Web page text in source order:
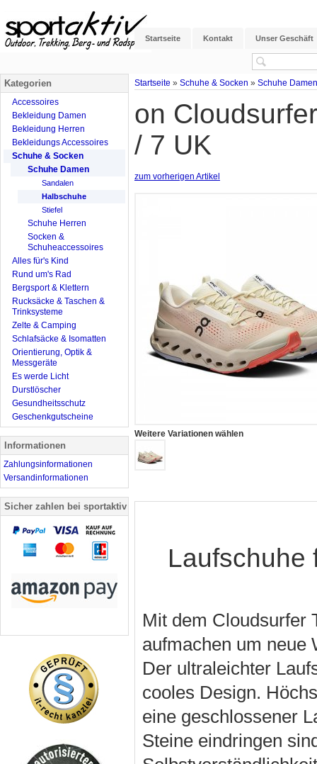
Startseite Kontakt Unser Geschäft
Startseite » Schuhe & Socken » Schuhe Damen
on
/ 7 UK
zum vorherigen Artikel
Weitere Variationen wählen
Laufschuhe
Mit dem Cloudsurfer
aufmachen um neue
Der ultraleichter
cooles Design.
eine geschlossener
Steine eindringen
Kategorien
Accessoires
Bekleidung Damen
Bekleidung Herren
Bekleidungs Accessoires
Schuhe & Socken
Schuhe Damen
Sandalen
Halbschuhe
Stiefel
Schuhe Herren
Socken &
Schuheaccessoires
Alles für's Kind
Rund um's Rad
Bergsport & Klettern
Rucksäcke & Taschen &
Trinksysteme
Zelte & Camping
Schlafsäcke & Isomatten
Orientierung, Optik &
Messgeräte
Es werde Licht
Durstlöscher
Gesundheitsschutz
Geschenkgutscheine
Informationen
Zahlungsinformationen
Versandinformationen
Sicher zahlen bei sportaktiv